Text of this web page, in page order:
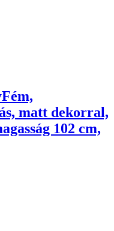
Fém,
matt dekorral,
102 cm,